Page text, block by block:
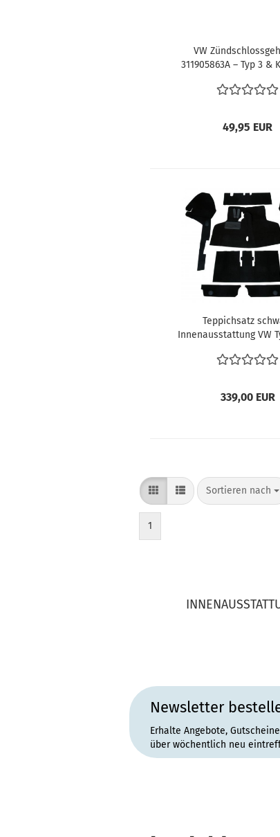
VW
311905863A – Typ 3 &
49,95 EUR
Teppichsatz
Innenausstattung VW
339,00 EUR
Sortieren nach
Sortieren nach
1
Newsletter
Erhalte Angebote,
über wöchentlich neu